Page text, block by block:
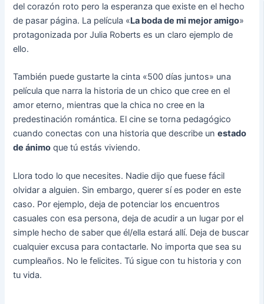
del corazón roto pero la esperanza que existe en el hecho
de pasar página. La película «La boda de mi mejor amigo»
protagonizada por Julia Roberts es un claro ejemplo de
ello.
También puede gustarte la cinta «500 días juntos» una
película que narra la historia de un chico que cree en el
amor eterno, mientras que la chica no cree en la
predestinación romántica. El cine se torna pedagógico
cuando conectas con una historia que describe unestado
de ánimo que tú estás viviendo.
Llora todo lo que necesites. Nadie dijo que fuese fácil
olvidar a alguien. Sin embargo, querer sí es poder en este
caso. Por ejemplo, deja de potenciar los encuentros
casuales con esa persona, deja de acudir a un lugar por el
simple hecho de saber que él/ella estará allí. Deja de buscar
cualquier excusa para contactarle. No importa que sea su
cumpleaños. No le felicites. Tú sigue con tu historia y con
tu vida.